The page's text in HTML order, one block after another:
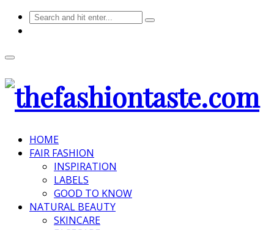
HOME
FAIR FASHION
INSPIRATION
LABELS
GOOD TO KNOW
NATURAL BEAUTY
SKINCARE